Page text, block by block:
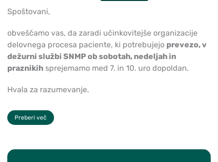
Spoštovani,
obveščamo vas, da zaradi učinkovitejše organizacije
delovnega procesa paciente, ki potrebujejo prevezo, v
dežurni službi SNMP ob sobotah, nedeljah in
praznikih sprejemamo med 7. in 10. uro dopoldan.
Hvala za razumevanje.
Preberi več